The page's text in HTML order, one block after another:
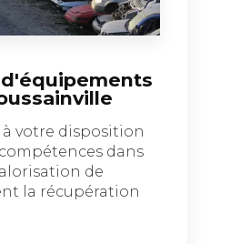
à votre disposition
dans
de
la récupération